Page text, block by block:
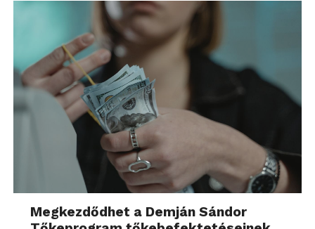
Megkezdődhet a Demján Sándor